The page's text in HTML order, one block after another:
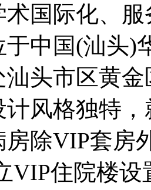
术国际化、
于中国(汕头)
汕头市区黄
计风格独特
除VIP套房
VIP住院楼